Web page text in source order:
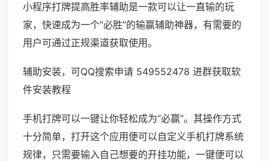
小程序打牌提高胜率辅助是一款可以让一直输的玩
家，快速成为一个“必胜”的输赢辅助神器，有需要的
用户可通过正规渠道获取使用。
辅助安装，可QQ搜索申请 549552478 进群获取软
件安装教程
手机打牌可以一键让你轻松成为“必赢”。其操作方式
十分简单，打开这个应用便可以自定义手机打牌系统
规律，只需要输入自己想要的开挂功能，一键便可以